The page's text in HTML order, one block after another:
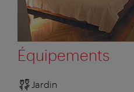
Équipements
Jardin